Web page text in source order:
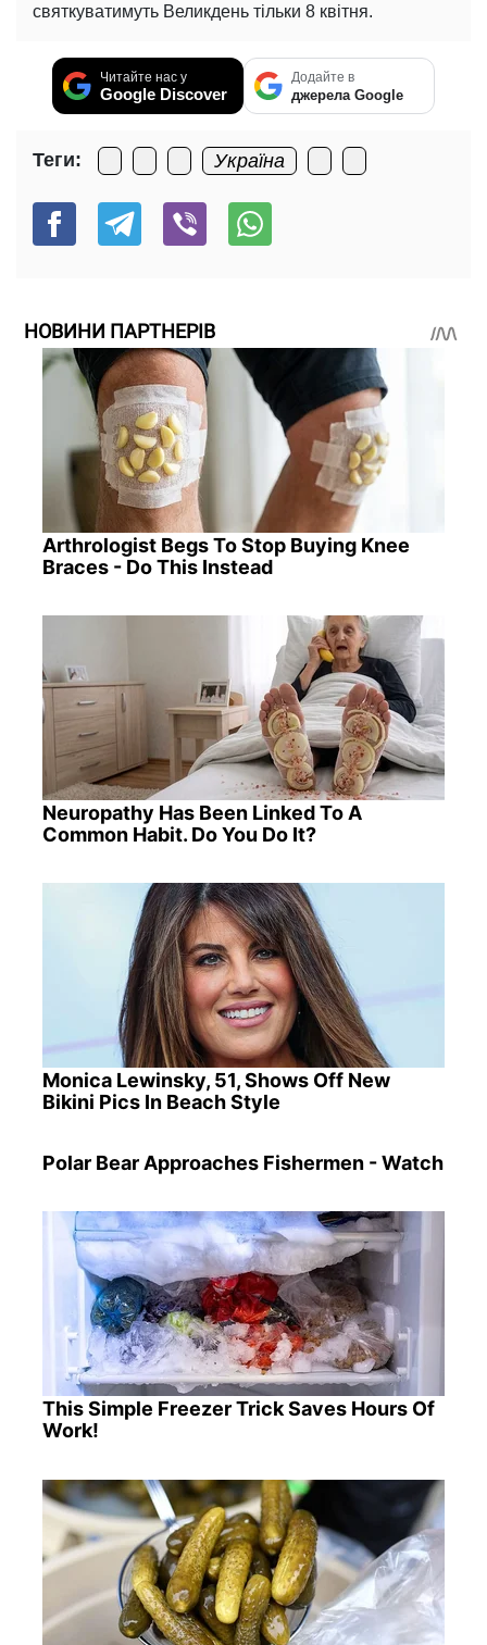
святкуватимуть Великдень тільки 8 квітня.
Читайте нас у
Google Discover
Додайте в
джерела Google
Теги: Україна
НОВИНИ ПАРТНЕРІВ
Arthrologist Begs To Stop Buying Knee
Braces - Do This Instead
Neuropathy Has Been Linked To A
Common Habit. Do You Do It?
Monica Lewinsky, 51, Shows Off New
Bikini Pics In Beach Style
Polar Bear Approaches Fishermen - Watch
This Simple Freezer Trick Saves Hours Of
Work!